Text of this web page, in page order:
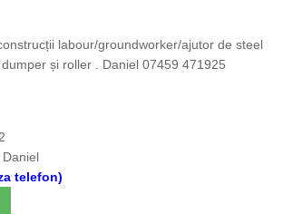
labour/groundworker/ajutor de steel
și roller . Daniel 07459 471925
Daniel
telefon)